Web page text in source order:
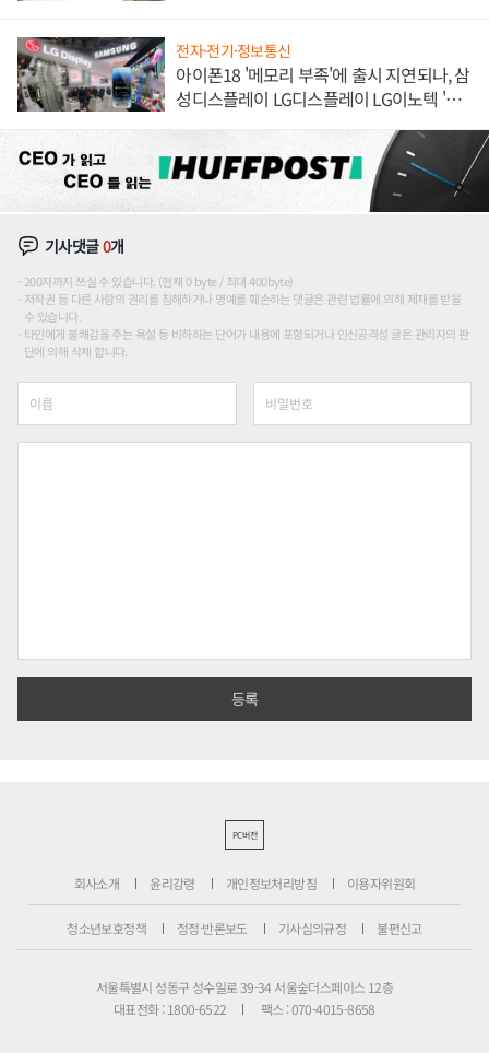
전자·전기·정보통신
아이폰18 '메모리 부족'에 출시 지연되나, 삼
성디스플레이 LG디스플레이 LG이노텍 '탈
기사댓글0개
200자까지 쓰실 수 있습니다. (현재 0 byte / 최대 400byte)
저작권 등 다른 사람의 권리를 침해하거나 명예를 훼손하는 댓글은 관련 법률에 의해 제재를 받을
수 있습니다.
타인에게 불쾌감을 주는 욕설 등 비하하는 단어가 내용에 포함되거나 인신공격성 글은 관리자의 판
단에 의해 삭제 합니다.
PC버전
회사소개 윤리강령 개인정보처리방침 이용자위원회
청소년보호정책 정정·반론보도 기사심의규정 불편신고
서울특별시 성동구 성수일로 39-34 서울숲더스페이스 12층
대표전화 : 1800-6522
팩스 : 070-4015-8658